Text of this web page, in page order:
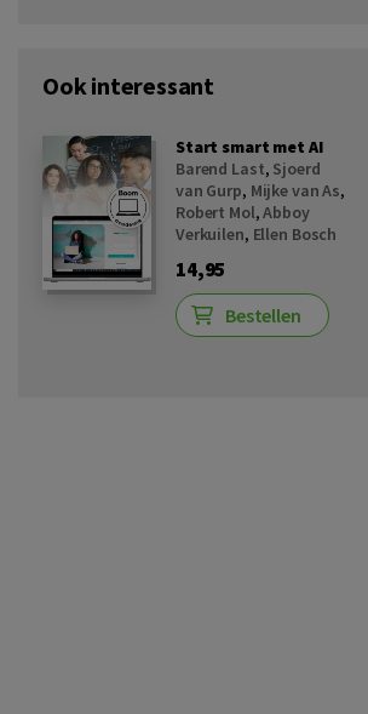
Ook interessant
Start smart met AI
Barend Last, Sjoerd
van Gurp, Mijke van As,
Robert Mol,Abboy
Verkuilen, Ellen Bosch
14,95
Bestellen